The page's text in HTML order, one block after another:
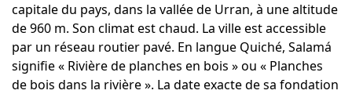
capitale du pays, dans la vallée de Urran, à une altitude
de 960 m. Son climat est chaud. La ville est accessible
par un réseau routier pavé. En langue Quiché, Salamá
signifie « Rivière de planches en bois » ou « Planches
de bois dans la rivière ». La date exacte de sa fondation